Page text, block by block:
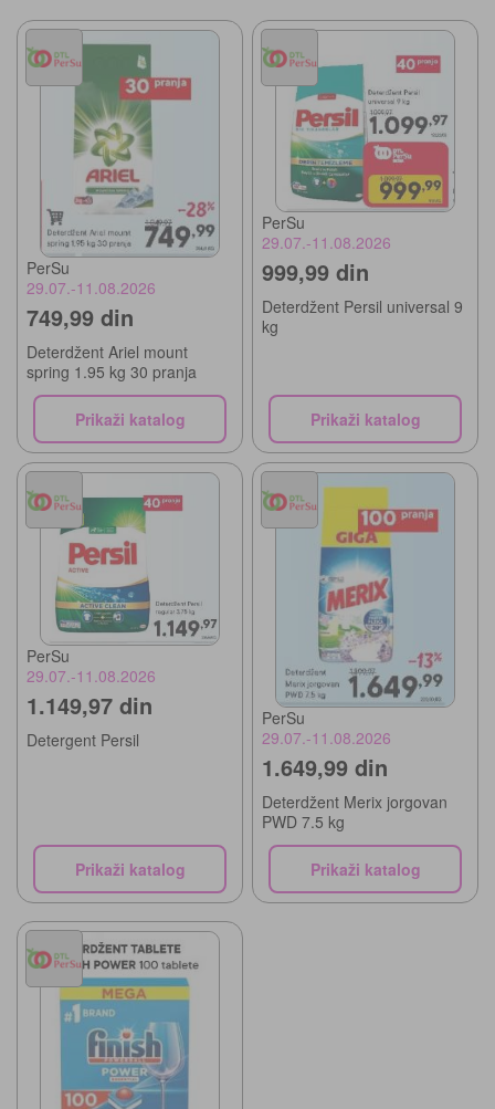
PerSu
29.07.-11.08.2026
749,99 din
Deterdžent Ariel mount
spring 1.95 kg 30 pranja
Prikaži katalog
PerSu
29.07.-11.08.2026
999,99 din
Deterdžent Persil universal 9
kg
Prikaži katalog
PerSu
29.07.-11.08.2026
1.149,97 din
Detergent Persil
Prikaži katalog
PerSu
29.07.-11.08.2026
1.649,99 din
Deterdžent Merix jorgovan
PWD 7.5 kg
Prikaži katalog